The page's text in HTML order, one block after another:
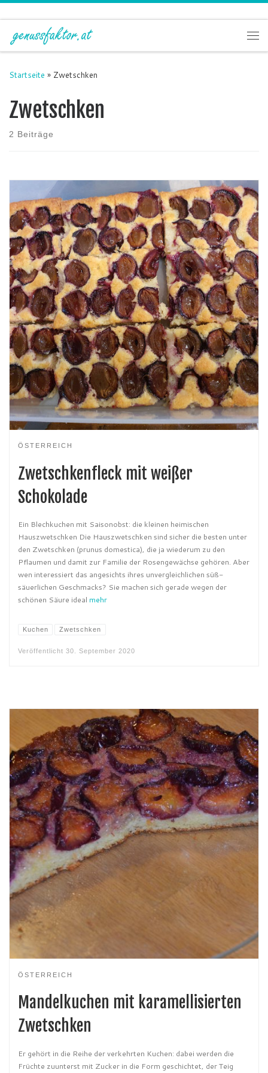
Zum Inhalt springen
Startseite » Zwetschken
Zwetschken
2 Beiträge
ÖSTERREICH
Zwetschkenfleck mit weißer
Schokolade
Ein Blechkuchen mit Saisonobst: die kleinen heimischen
Hauszwetschken Die Hauszwetschken sind sicher die besten unter
den Zwetschken (prunus domestica), die ja wiederum zu den
Pflaumen und damit zur Familie der Rosengewächse gehören. Aber
wen interessiert das angesichts ihres unvergleichlichen süß-
säuerlichen Geschmacks? Sie machen sich gerade wegen der
schönen Säure ideal mehr
Kuchen Zwetschken
Veröffentlicht 30. September 2020
ÖSTERREICH
Mandelkuchen mit karamellisierten
Zwetschken
Er gehört in die Reihe der verkehrten Kuchen: dabei werden die
Früchte zuunterst mit Zucker in die Form geschichtet, der Teig